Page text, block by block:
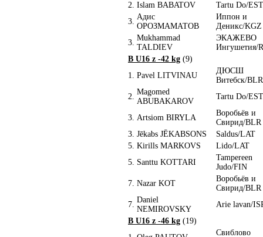
2. Islam BABATOV
Tartu Do/EST
3.
Адис
ОРОЗМАМАТОВ
Иппон и
Деникс/KGZ
3.
Mukhammad
TALDIEV
ЭКАЖЕВО
Ингушетия/
B U16 z -42 kg (9)
1. Pavel LITVINAU
ДЮСШ
Витебск/BLR
2.
Magomed
ABUBAKAROV
Tartu Do/EST
3. Artsiom BIRYLA
Воробьёв и
Свирид/BLR
3. Jēkabs JĒKABSONS
Saldus/LAT
5. Kirills MARKOVS
Lido/LAT
5. Santtu KOTTARI
Tampereen
Judo/FIN
7. Nazar KOT
Воробьёв и
Свирид/BLR
7.
Daniel
NEMIROVSKY
Arie lavan/
B U16 z -46 kg (19)
Свиблово